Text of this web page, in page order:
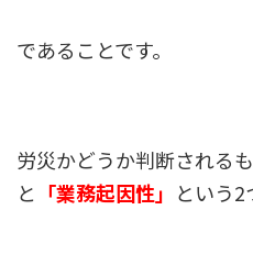
であることです。
労災かどうか判断される
と 「業務起因性」 という2